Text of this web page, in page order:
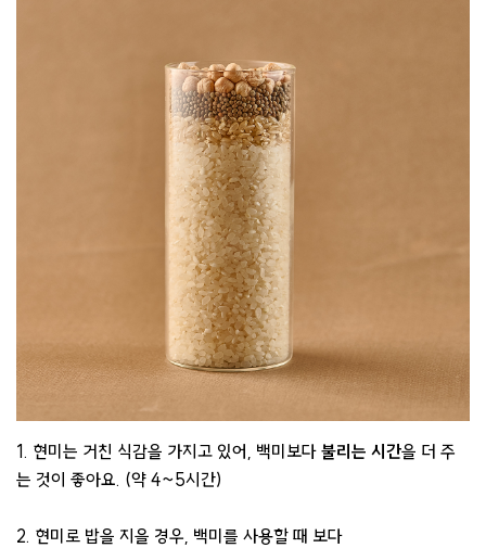
1. 현미는 거친 식감을 가지고 있어, 백미보다 불리는 시간을 더 주
는 것이 좋아요. (약 4~5시간)
2. 현미로 밥을 지을 경우, 백미를 사용할 때 보다